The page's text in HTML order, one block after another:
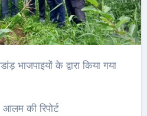
की रिपोर्ट